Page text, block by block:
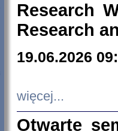
Research
Research
19.06.2026
więcej...
Otwarte